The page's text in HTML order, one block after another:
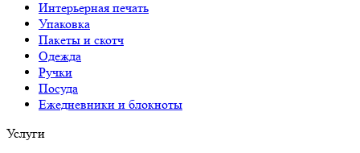
Интерьерная печать
Упаковка
Пакеты и скотч
Одежда
Ручки
Посуда
Ежедневники и блокноты
Услуги